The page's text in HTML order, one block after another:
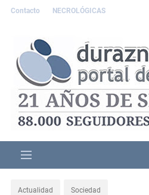
Contacto NECROLÓGICAS
Actualidad Sociedad